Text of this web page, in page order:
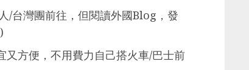
/台灣團前往，但閱讀外國Blog，發
方便，不用費力自己搭火車/巴士前